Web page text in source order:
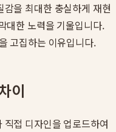
을 최대한 충실하게 재현
대한 노력을 기울입니다.
고집하는 이유입니다.
이
접 디자인을 업로드하여